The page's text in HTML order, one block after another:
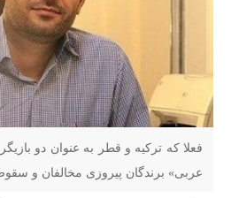
عربی» برندگان پیروزی مخالفان و